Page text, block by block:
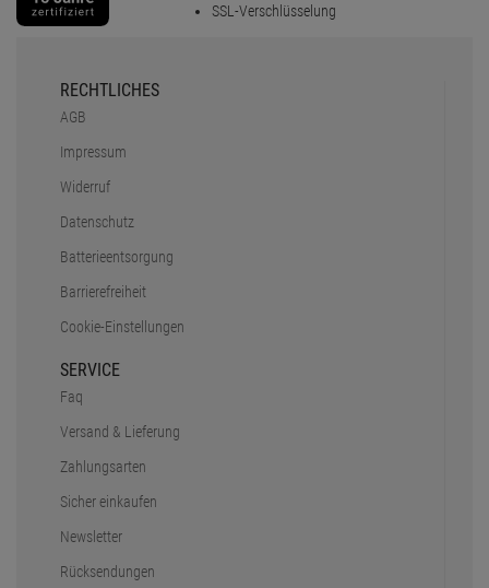
SSL-Verschlüsselung
RECHTLICHES
AGB
Impressum
Widerruf
Datenschutz
Batterieentsorgung
Barrierefreiheit
Cookie-Einstellungen
SERVICE
Faq
Versand & Lieferung
Zahlungsarten
Sicher einkaufen
Newsletter
Rücksendungen